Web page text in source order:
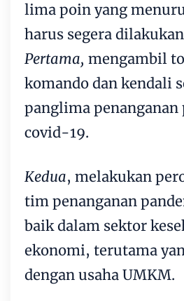
lima poin yang
harus segera
Pertama, mengambil
komando dan kendali
panglima penanganan
covid-19.
Kedua, melakukan
tim penanganan
baik dalam sektor
ekonomi, terutama
dengan usaha UMKM.